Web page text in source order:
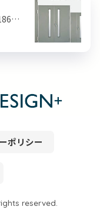
ポリシー
reserved.